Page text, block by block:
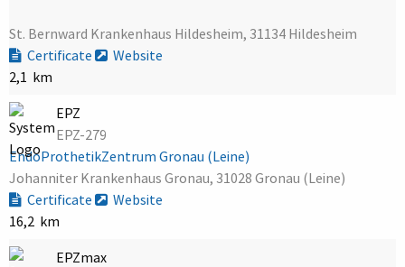
St. Bernward Krankenhaus Hildesheim, 31134 Hildesheim
Certificate
Website
2,1 km
EPZ
EPZ-279
EndoProthetikZentrum Gronau (Leine)
Johanniter Krankenhaus Gronau, 31028 Gronau (Leine)
Certificate
Website
16,2 km
EPZmax